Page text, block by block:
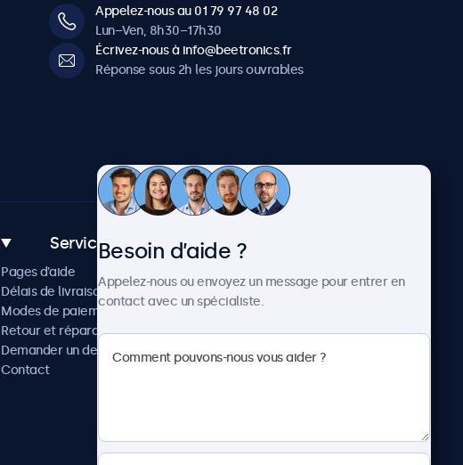
Appelez-nous au 01 79 97 48 02
Lun–Ven, 8h30–17h30
Écrivez-nous à info@beetronics.fr
Réponse sous 2h les jours ouvrables
Service client
Pages d’aide
Délais de livraison
Modes de paiement
Retour et réparation
Demander un devis
Contact
Actualités et mises à jour
Carrière
Conditions de vente
Besoin d’aide ?
Appelez-nous ou envoyez un message pour entrer en
contact avec un spécialiste.